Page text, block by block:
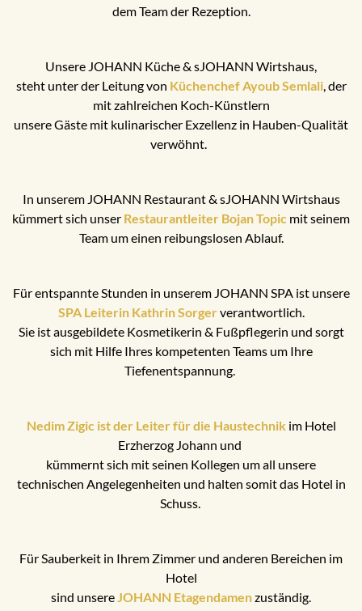
dem Team der Rezeption.
Unsere JOHANN Küche & sJOHANN Wirtshaus,
steht unter der Leitung von Küchenchef Ayoub Semlali, der
mit zahlreichen Koch-Künstlern
unsere Gäste mit kulinarischer Exzellenz in Hauben-Qualität
verwöhnt.
In unserem JOHANN Restaurant & sJOHANN Wirtshaus
kümmert sich unser Restaurantleiter Bojan Topic mit seinem
Team um einen reibungslosen Ablauf.
Für entspannte Stunden in unserem JOHANN SPA ist unsere
SPA Leiterin Kathrin Sorgerverantwortlich.
Sie ist ausgebildete Kosmetikerin & Fußpflegerin und sorgt
sich mit Hilfe Ihres kompetenten Teams um Ihre
Tiefenentspannung.
Nedim Zigic ist der Leiter für die Haustechnikim Hotel
Erzherzog Johann und
kümmernt sich mit seinen Kollegen um all unsere
technischen Angelegenheiten und halten somit das Hotel in
Schuss.
Für Sauberkeit in Ihrem Zimmer und anderen Bereichen im
Hotel
sind unsereJOHANN Etagendamenzuständig.